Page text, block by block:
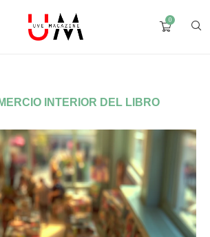
0
INTERIOR DEL LIBRO